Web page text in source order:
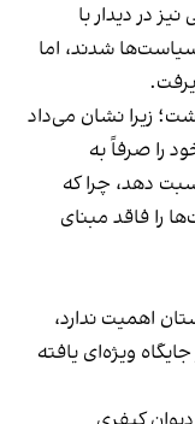
در دیدار با
شدند، اما
زیرا نشان می‌داد
را صرفاً به
دهد، چرا که
را فاقد مبنای
اهمیت ندارد،
ویژه‌ای یافته